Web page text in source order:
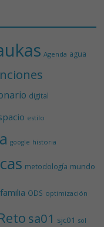
Agenda agua
digital
estilo
google historia
metodología mundo
ODS optimización
sa01 sjc01 sol